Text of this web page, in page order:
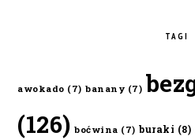
TAGI
awokado (7) banany (7)
(126) boćwina (7) buraki (8)